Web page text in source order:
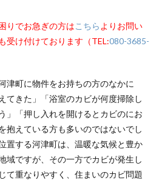
りでお急ぎの方はこちら よりお問い
受け付けております（TEL:080-3685-
津町に物件をお持ちの方のなかに
てきた」「浴室のカビが何度掃除し
」「押し入れを開けるとカビのにお
抱えている方も多いのではないでし
置する河津町は、温暖な気候と豊か
域ですが、その一方でカビが発生し
て重なりやすく、住まいのカビ問題